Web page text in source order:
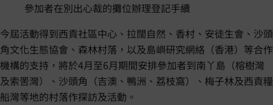
參加者在別出心裁的攤位辦理登記手續
今屆活動得到西貢社區中心、拉闊自然、香村、安徒生會、沙頭
角文化生態協會、森林村落，以及島嶼研究網絡（香港）等合作
機構的支持，將於4月至6月期間安排參加者到南丫島（榕樹灣
及索罟灣）、沙頭角（吉澳、鴨洲、荔枝窩）、梅子林及西貢糧
船灣等地的村落作探訪及活動。